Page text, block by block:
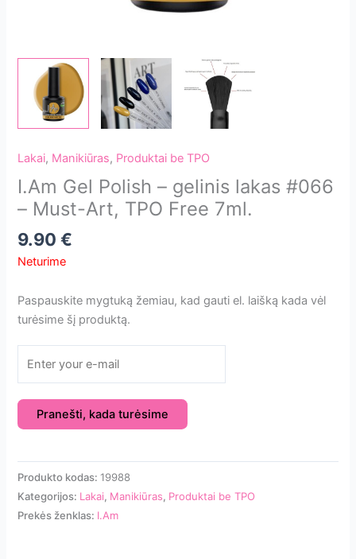
Lakai, Manikiūras, Produktai be TPO
I.Am Gel Polish – gelinis lakas #066
– Must-Art, TPO Free 7ml.
9.90€
Neturime
Paspauskite mygtuką žemiau, kad gauti el. laišką kada vėl
turėsime šį produktą.
Pranešti, kada turėsime
Produkto kodas:19988
Kategorijos: Lakai, Manikiūras, Produktai be TPO
Prekės ženklas: I.Am